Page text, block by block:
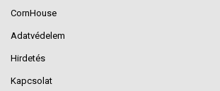
CornHouse
Adatvédelem
Hirdetés
Kapcsolat